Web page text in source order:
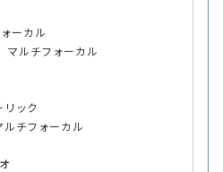
ーカル
ルチフォーカル
ック
チフォーカル